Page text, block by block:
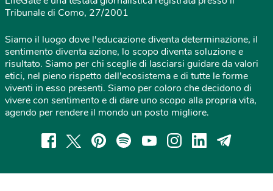
Tribunale di Como, 27/2001
Siamo il luogo dove l'educazione diventa determinazione, il
sentimento diventa azione, lo scopo diventa soluzione e
risultato. Siamo per chi sceglie di lasciarsi guidare da valori
etici, nel pieno rispetto dell'ecosistema e di tutte le forme
viventi in esso presenti. Siamo per coloro che decidono di
vivere con sentimento e di dare uno scopo alla propria vita,
agendo per rendere il mondo un posto migliore.